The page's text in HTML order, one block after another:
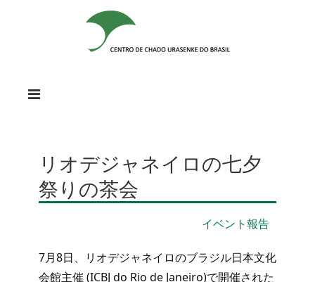
リオデジャネイロの七夕
祭りの茶会
イベント報告
7月8日、リオデジャネイロのブラジル日本文化
会館主催 (ICBJ do Rio de Janeiro)で開催された